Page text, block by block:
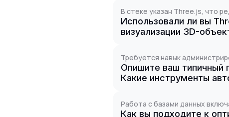
В стеке указан Three.js, что
Использовали ли вы
визуализации 3D-
Требуется навык
Опишите ваш типичный
Какие инструменты
Работа с базами данных
Как вы подходите к